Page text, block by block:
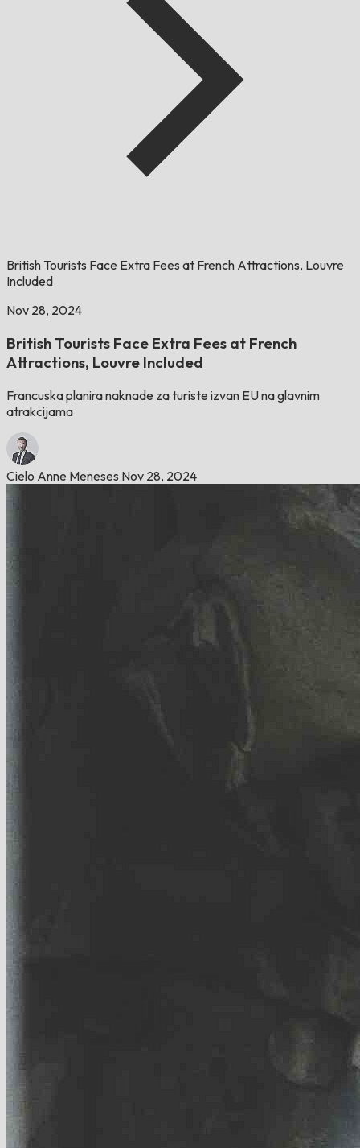
British Tourists Face Extra Fees at French Attractions, Louvre
Included
Nov 28, 2024
British Tourists Face Extra Fees at French
Attractions, Louvre Included
Francuska planira naknade za turiste izvan EU na glavnim
atrakcijama
Cielo Anne Meneses Nov 28, 2024